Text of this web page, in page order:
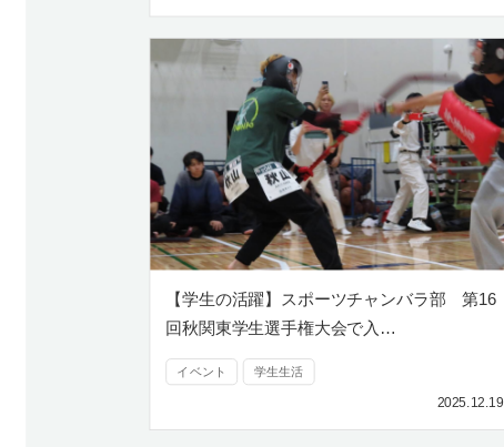
【学生の活躍】スポーツチャンバラ部 第16
回秋関東学生選手権大会で入…
イベント 学生生活
2025.12.19